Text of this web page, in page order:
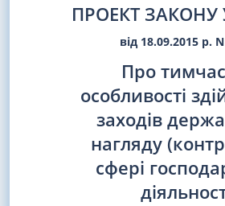
ПРОЕКТ ЗАКОНУ
від 18.09.2015 р.
Про
особливості
заходів
нагляду
сфері